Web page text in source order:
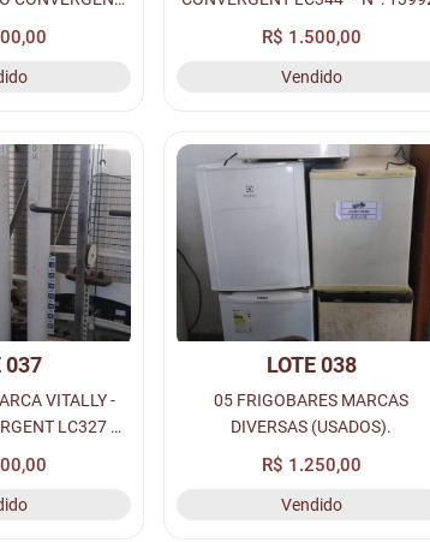
13266.
R$ 1.500,00
Vendido
037
VITALLY -
LC327 –
LOTE 038
05 FRIGOBARES MARCAS
DIVERSAS (USADOS).
R$ 1.250,00
Vendido